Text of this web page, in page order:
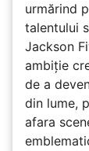
urmărind
talentului
Jackson
ambiție
de a
din lume,
afara